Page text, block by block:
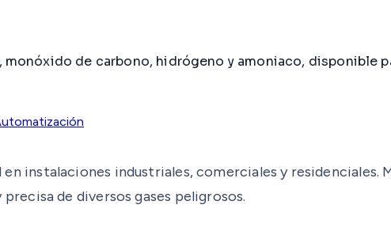
de carbono, hidrógeno y amoniaco, disponible
instalaciones industriales, comerciales y residenciales.
de diversos gases peligrosos.